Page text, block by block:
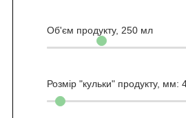
Об'єм продукту, 250мл
Розмір "кульки" продукту, мм: